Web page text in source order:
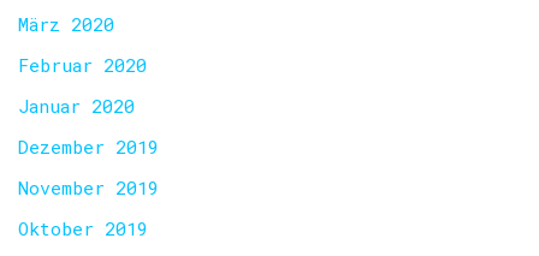
März 2020
Februar 2020
Januar 2020
Dezember 2019
November 2019
Oktober 2019